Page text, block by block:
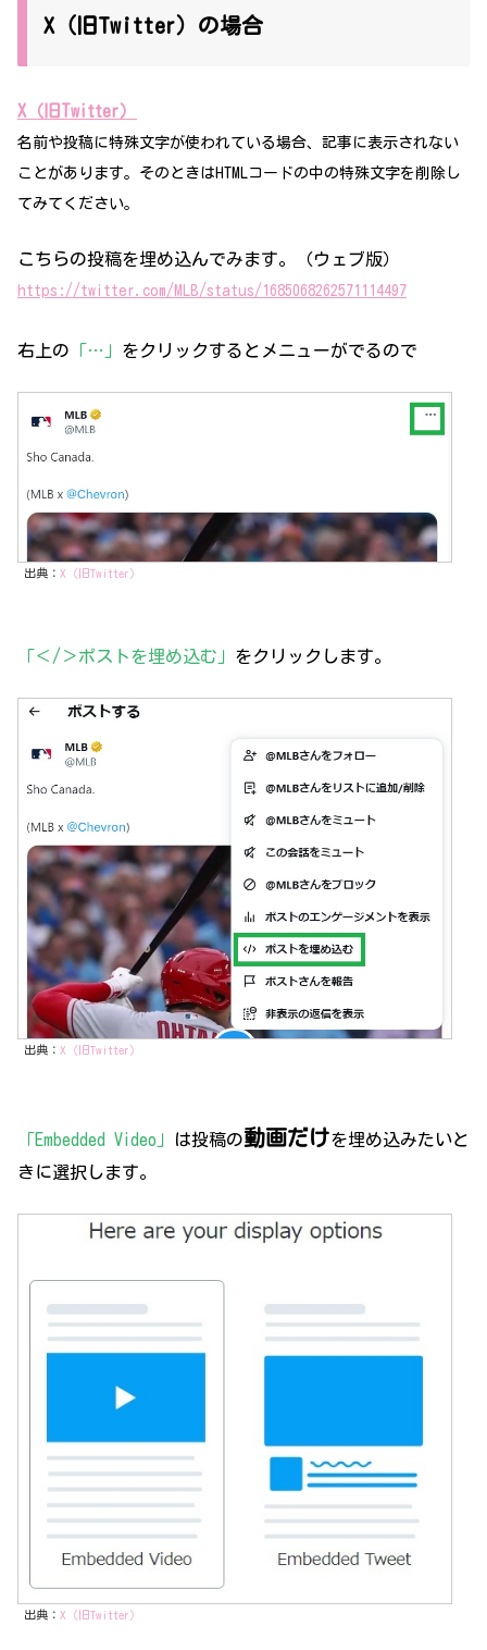
X（旧Twitter）の場合
X（旧Twitter）
名前や投稿に特殊文字が使われている場合、 記事 に表示されない
ことがあります。そのときはHTMLコードの中の特殊文字を削除し
てみてください。
こちらの投稿を埋め込んでみます。（ウェブ版）
https://twitter.com/MLB/status/1685068262571114497
右上の 「…」 をクリックするとメニューがでるので
出典： X（旧Twitter）
「＜/＞ポストを埋め込む」 をクリックします。
出典： X（旧Twitter）
「Embedded Video」 は投稿の動画だけを埋め込みたいと
きに選択します。
出典： X（旧Twitter）